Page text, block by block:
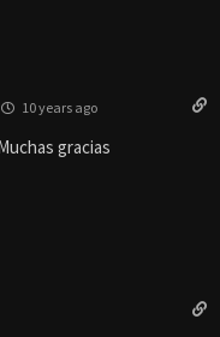
10 years ago
gracias